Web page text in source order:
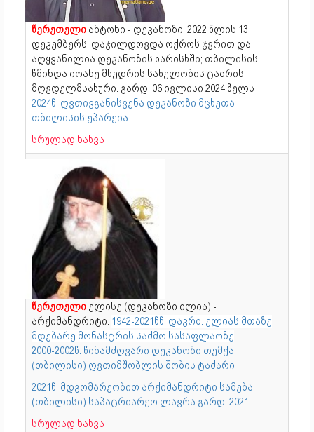
წერეთელი ანტონი - დეკანოზი. 2022 წლის 13
დეკემბერს, დაჯილდოვდა ოქროს ჯვრით და
აღყვანილია დეკანოზის ხარისხში; თბილისის
წმინდა იოანე მხედრის სახელობის ტაძრის
მღვდელმსახური. გარდ. 06 ივლისი 2024 წელს
2024წ. ღვთივგანისვენა დეკანოზი მცხეთა-
თბილისის ეპარქია
სრულად ნახვა
წერეთელი ელისე (დეკანოზი ილია) -
არქიმანდრიტი. 1942-2021წწ. დაკრძ. ელიას მთაზე
მდებარე მონასტრის საძმო სასაფლაოზე
2000-2002წ. წინამძღვარი დეკანოზი თემქა
(თბილისი) ღვთიმშობლის შობის ტაძარი
2021წ. მდგომარეობით არქიმანდრიტი სამება
(თბილისი) საპატრიარქო ლავრა გარდ. 2021
სრულად ნახვა